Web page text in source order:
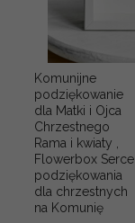
Komunijne
podziękowanie
dla Matki i Ojca
Chrzestnego
Rama i kwiaty ,
Flowerbox Serce
podziękowania
dla chrzestnych
na Komunię